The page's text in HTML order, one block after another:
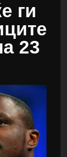
ги
23